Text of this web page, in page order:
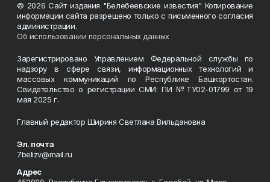
© 2026 Сайт издания "Белебеевские известия" Копирование
информации сайта разрешено только с письменного согласия
администрации.
Об использовании персональных данных
Зарегистрировано Управлением Федеральной службы по
надзору в сфере связи, информационных технологий и
массовых коммуникаций по Республике Башкортостан.
Свидетельство о регистрации СМИ: ПИ №ТУ02-01799 от 19
мая 2025 г.
Главный редактор Шириня Светлана Вильдановна
Эл. почта
7belizv@mail.ru
Адрес